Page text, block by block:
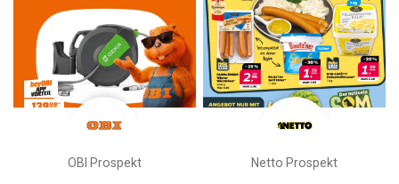
OBI Prospekt Netto Prospekt